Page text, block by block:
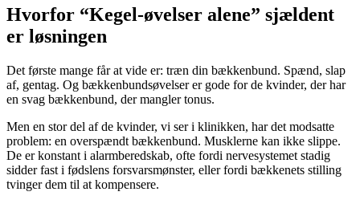
Hvorfor “Kegel-øvelser alene” sjældent
er løsningen
Det første mange får at vide er: træn din bækkenbund. Spænd, slap
af, gentag. Og bækkenbundsøvelser er gode for de kvinder, der har
en svag bækkenbund, der mangler tonus.
Men en stor del af de kvinder, vi ser i klinikken, har det modsatte
problem: en overspændt bækkenbund. Musklerne kan ikke slippe.
De er konstant i alarmberedskab, ofte fordi nervesystemet stadig
sidder fast i fødslens forsvarsmønster, eller fordi bækkenets stilling
tvinger dem til at kompensere.